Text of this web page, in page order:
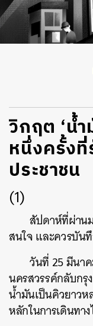
วิกฤต ‘น้
หนึ่งครั้งที่
ประชาชน
(1)
สัปดาห์ที่ผ่าน
สนใจ และควรบัน
วันที่ 25 มีนา
นครสวรรค์กลับก
น้ำมันเป็นคิวยาวห
หลักในการเดินทา